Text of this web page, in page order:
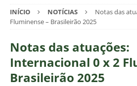
INÍCIO NOTÍCIAS
Notas das
Fluminense – Brasileirão 2025
Notas das atuações:
Internacional 0 x 2
Brasileirão 2025